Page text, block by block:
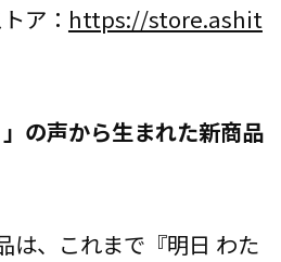
ア： https://store.ashit
の声から生まれた新商品
は、これまで『明日 わた